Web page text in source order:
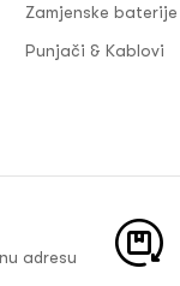
Zamjenske baterije
Punjači & Kablovi
adresu